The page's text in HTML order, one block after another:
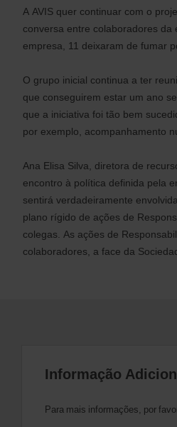
A AVIS quer continuar com o
conversa entre colaboradores
empresa, 11 deixaram de fumar
O grupo inicial continua a ter
que conseguirem estar um ano
que a iniciativa foi tão bem
por exemplo, acompanhamento
Ana Elisa Silva, diretora de
encontro à política definida pela
sentirá verdadeiramente
plano rígido de ações de
colegas. As ações de
colaboradores, a face da
Informação
Para mais informações, por